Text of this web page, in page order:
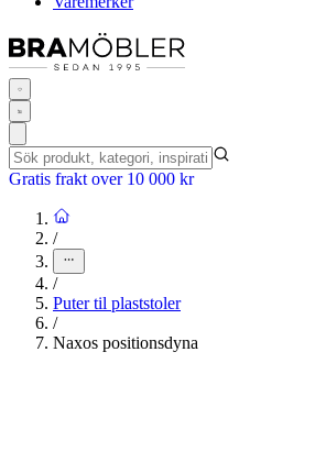
Gratis frakt over 10 000 kr
/
/
Puter til plaststoler
/
Naxos positionsdyna